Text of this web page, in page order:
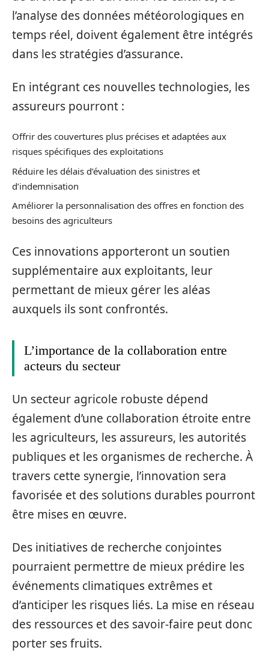
l’analyse des données météorologiques en
temps réel, doivent également être intégrés
dans les stratégies d’assurance.
En intégrant ces nouvelles technologies, les
assureurs pourront :
Offrir des couvertures plus précises et adaptées aux
risques spécifiques des exploitations
Réduire les délais d’évaluation des sinistres et
d’indemnisation
Améliorer la personnalisation des offres en fonction des
besoins des agriculteurs
Ces innovations apporteront un soutien
supplémentaire aux exploitants, leur
permettant de mieux gérer les aléas
auxquels ils sont confrontés.
L’importance de la collaboration entre
acteurs du secteur
Un secteur agricole robuste dépend
également d’une collaboration étroite entre
les agriculteurs, les assureurs, les autorités
publiques et les organismes de recherche. À
travers cette synergie, l’innovation sera
favorisée et des solutions durables pourront
être mises en œuvre.
Des initiatives de recherche conjointes
pourraient permettre de mieux prédire les
événements climatiques extrêmes et
d’anticiper les risques liés. La mise en réseau
des ressources et des savoir-faire peut donc
porter ses fruits.